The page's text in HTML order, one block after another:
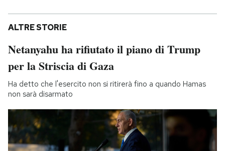
ALTRE STORIE
Netanyahu ha rifiutato il piano di Trump
per la Striscia di Gaza
Ha detto che l'esercito non si ritirerà fino a quando Hamas
non sarà disarmato